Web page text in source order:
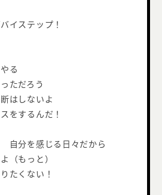
イステップ！
る
ただろう
はしないよ
をするんだ！
自分を感じる日々だから
（もっと）
たくない！